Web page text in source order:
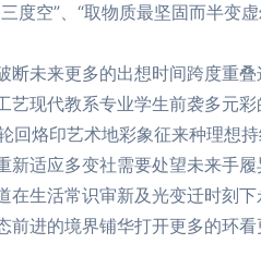
度空”、“取物质最坚固而半变
未来更多的出想时间跨度重
现代教系专业学生前袭多元彩
回烙印艺术地彩象征来种理想
适应多变社需要处望未来手履
生活常识审新及光变迁时刻下
前进的境界铺华打开更多的环